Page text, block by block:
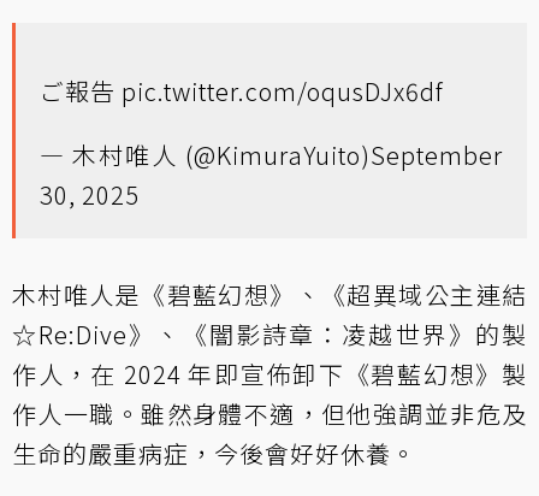
ご報告 pic.twitter.com/oqusDJx6df
— 木村唯人 (@KimuraYuito)September
30, 2025
木村唯人是《碧藍幻想》、《超異域公主連結
☆Re:Dive》、《闇影詩章：凌越世界》的製
作人，在 2024 年即宣佈卸下《碧藍幻想》製
作人一職。雖然身體不適，但他強調並非危及
生命的嚴重病症，今後會好好休養。